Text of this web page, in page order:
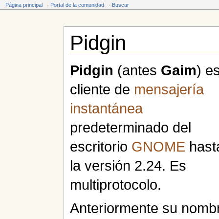
Página principal · Portal de la comunidad · Buscar
Pidgin
Pidgin (antes Gaim)
cliente de mensajería
instantánea
predeterminado del
escritorio GNOME
la versión 2.24. Es
multiprotocolo.
Anteriormente su